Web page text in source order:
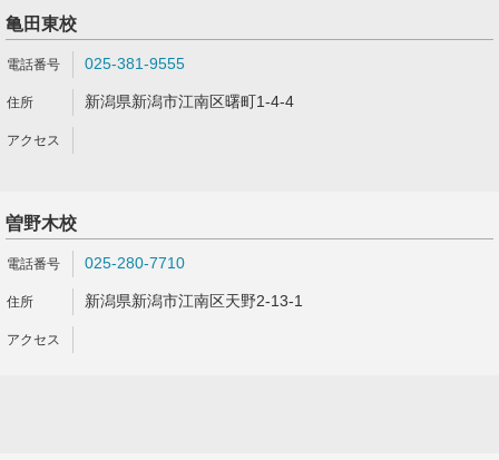
亀田東校
025-381-9555
新潟県新潟市江南区曙町1-4-4
曽野木校
025-280-7710
新潟県新潟市江南区天野2-13-1